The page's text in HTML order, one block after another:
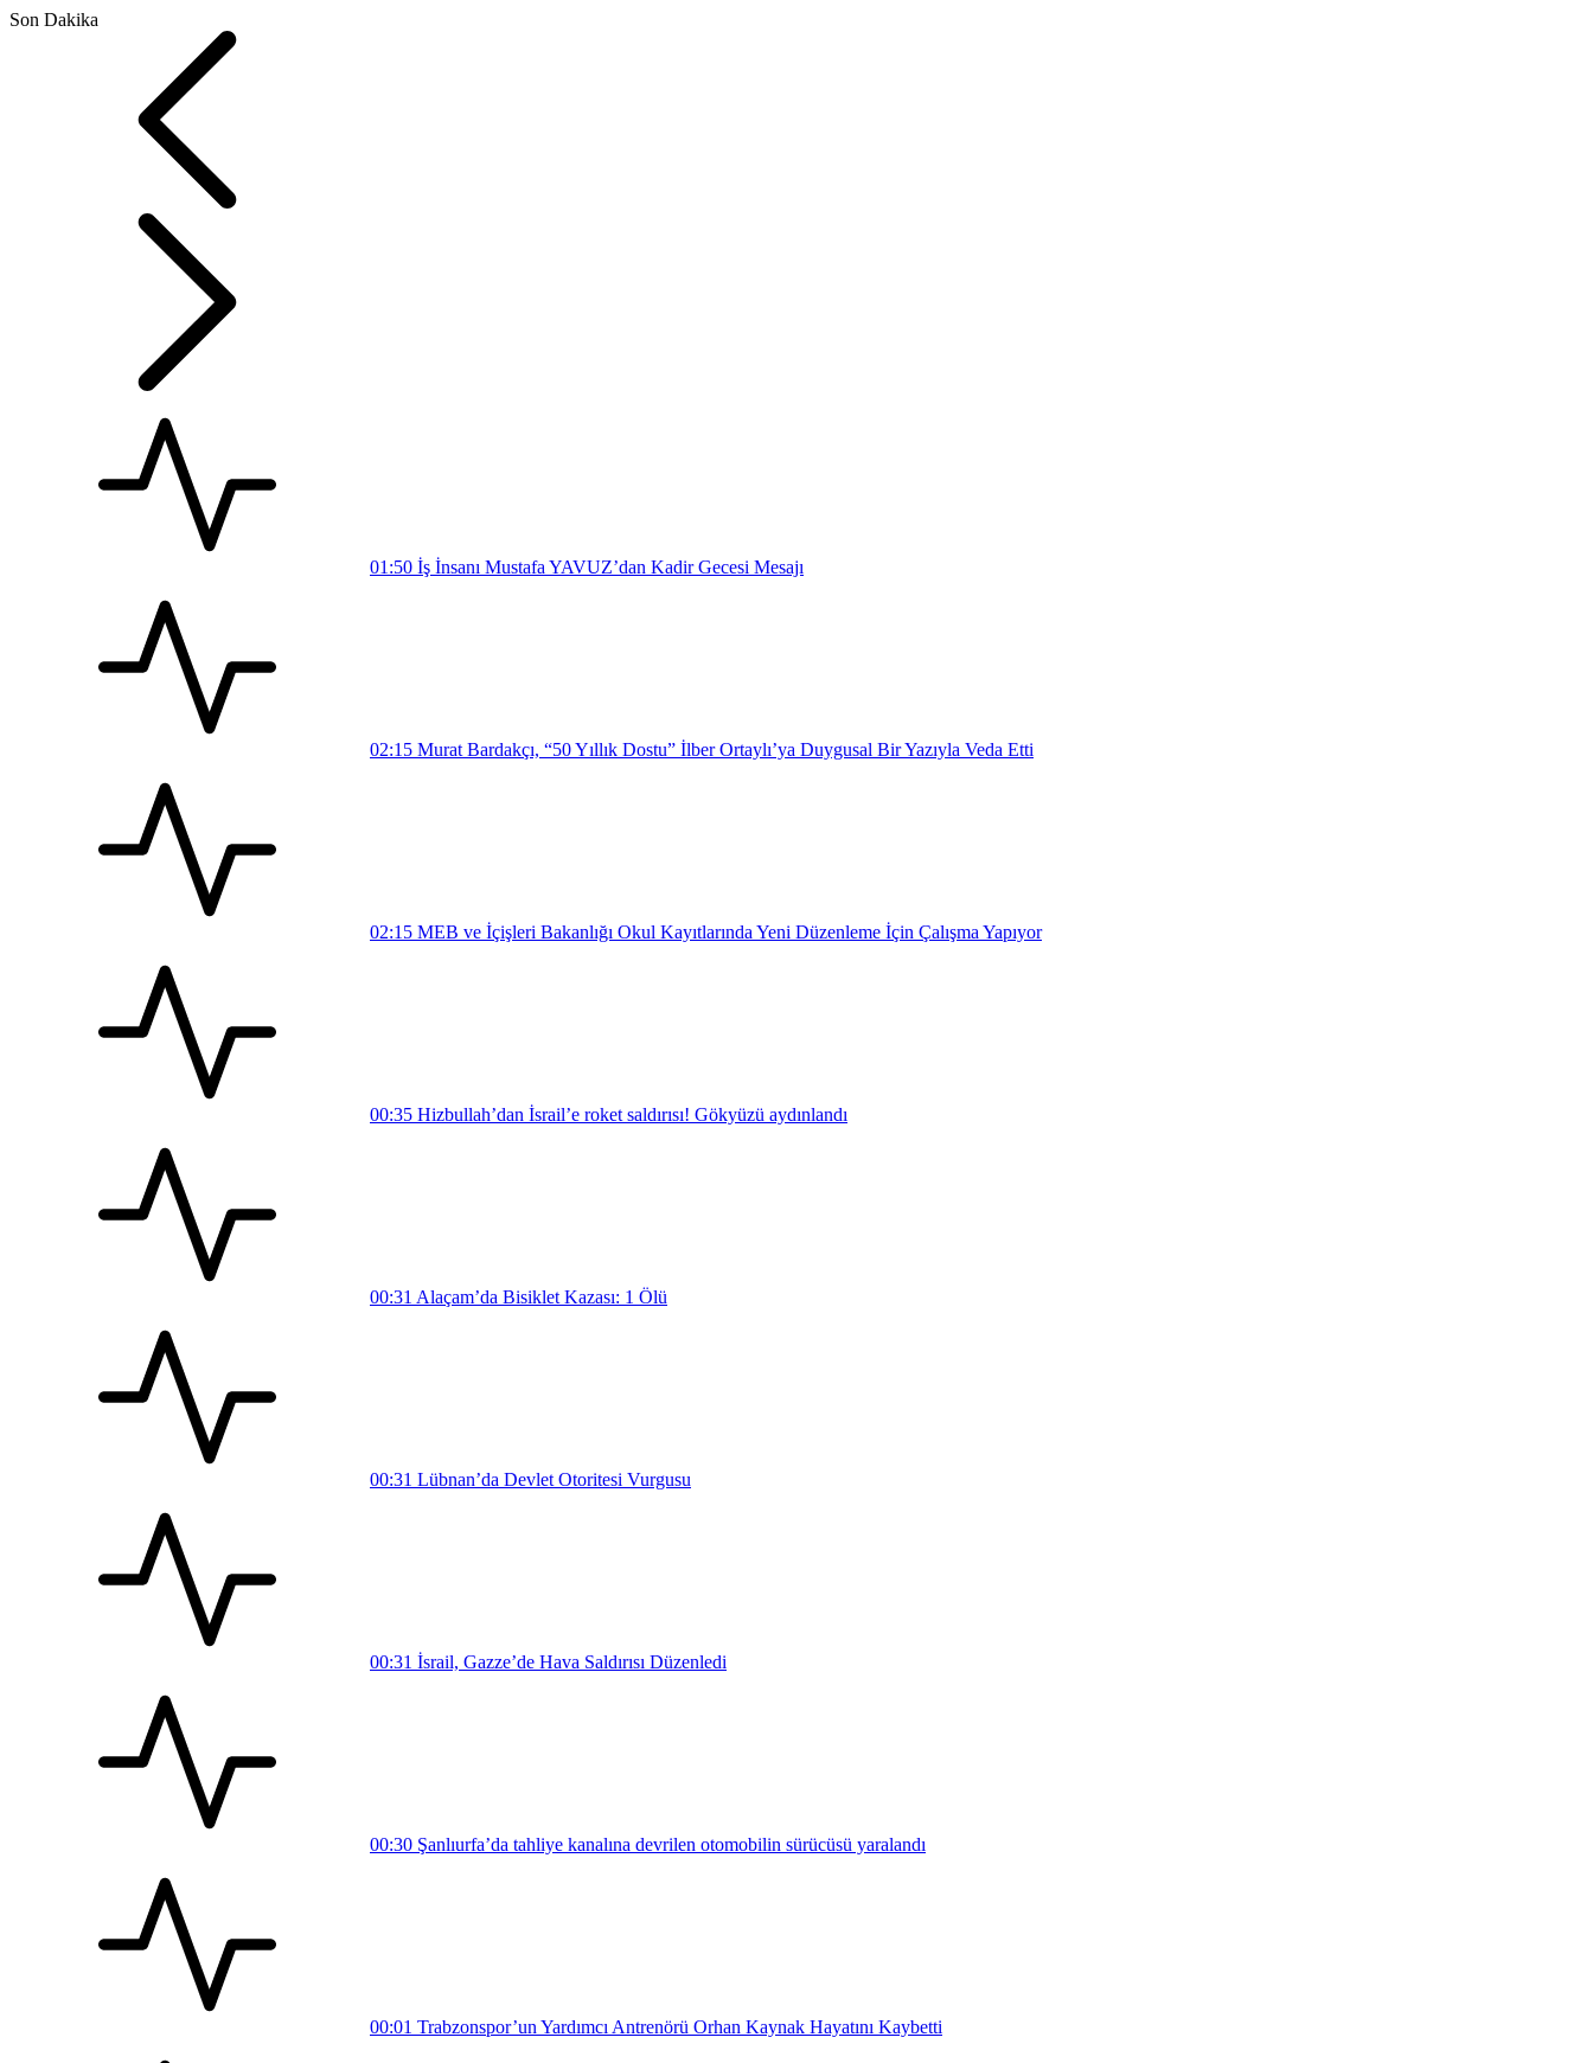
Son Dakika
01:50 İş İnsanı Mustafa YAVUZ’dan Kadir Gecesi Mesajı
02:15 Murat Bardakçı, “50 Yıllık Dostu” İlber Ortaylı’ya Duygusal Bir Yazıyla Veda Etti
02:15 MEB ve İçişleri Bakanlığı Okul Kayıtlarında Yeni Düzenleme İçin Çalışma Yapıyor
00:35 Hizbullah’dan İsrail’e roket saldırısı! Gökyüzü aydınlandı
00:31 Alaçam’da Bisiklet Kazası: 1 Ölü
00:31 Lübnan’da Devlet Otoritesi Vurgusu
00:31 İsrail, Gazze’de Hava Saldırısı Düzenledi
00:30 Şanlıurfa’da tahliye kanalına devrilen otomobilin sürücüsü yaralandı
00:01 Trabzonspor’un Yardımcı Antrenörü Orhan Kaynak Hayatını Kaybetti